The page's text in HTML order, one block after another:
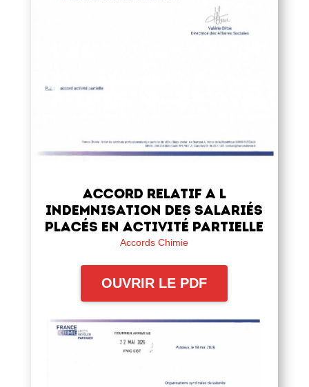
ACCORD RELATIF A L
INDEMNISATION DES SALARIÉS
PLACÉS EN ACTIVITÉ PARTIELLE
Accords Chimie
OUVRIR LE PDF